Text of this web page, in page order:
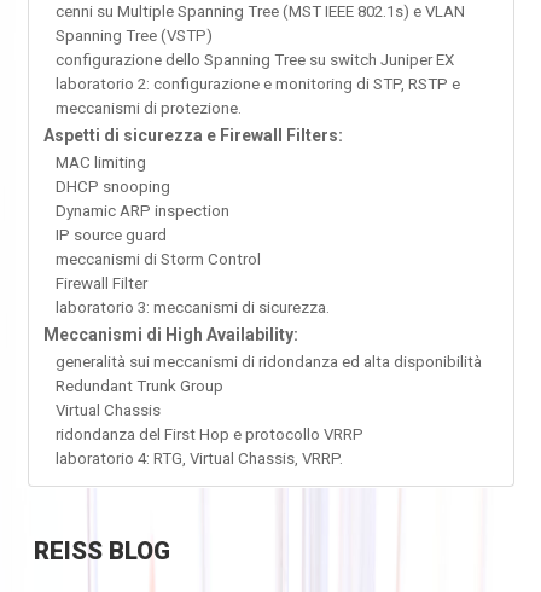
cenni su Multiple Spanning Tree (MST IEEE 802.1s) e VLAN
Spanning Tree (VSTP)
configurazione dello Spanning Tree su switch Juniper EX
laboratorio 2: configurazione e monitoring di STP, RSTP e
meccanismi di protezione.
Aspetti di sicurezza e Firewall Filters:
MAC limiting
DHCP snooping
Dynamic ARP inspection
IP source guard
meccanismi di Storm Control
Firewall Filter
laboratorio 3: meccanismi di sicurezza.
Meccanismi di High Availability:
generalità sui meccanismi di ridondanza ed alta disponibilità
Redundant Trunk Group
Virtual Chassis
ridondanza del First Hop e protocollo VRRP
laboratorio 4: RTG, Virtual Chassis, VRRP.
REISSBLOG